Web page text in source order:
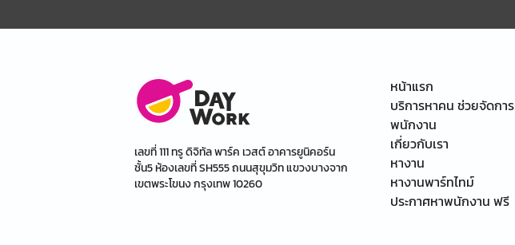
เลขที่ 111 ทรู ดิจิทัล พาร์ค เวสต์ อาคารยูนิคอร์น
ชั้น5 ห้องเลขที่ SH555 ถนนสุขุมวิท แขวงบางจาก
เขตพระโขนง กรุงเทพ 10260
หน้าแรก
บริการหาคน ช่วยจัดการ
พนักงาน
เกี่ยวกับเรา
หางาน
หางานพาร์ทไทม์
ประกาศหาพนักงาน ฟรี